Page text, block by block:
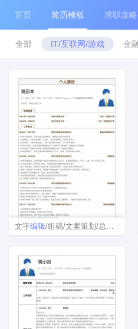
首页 简历模板 求职攻略
全部 IT/互联网/游戏 金
文字编辑/组稿/文案策划/总编/副总编简历模板